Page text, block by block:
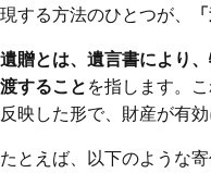
現する方法のひとつが、
遺贈とは、遺言書により
渡すること を指します。
反映した形で、財産が有効
たとえば、以下のような